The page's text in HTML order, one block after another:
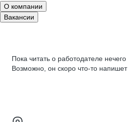
О компании
Вакансии
Пока читать о работодателе нечего
Возможно, он скоро что‑то напишет